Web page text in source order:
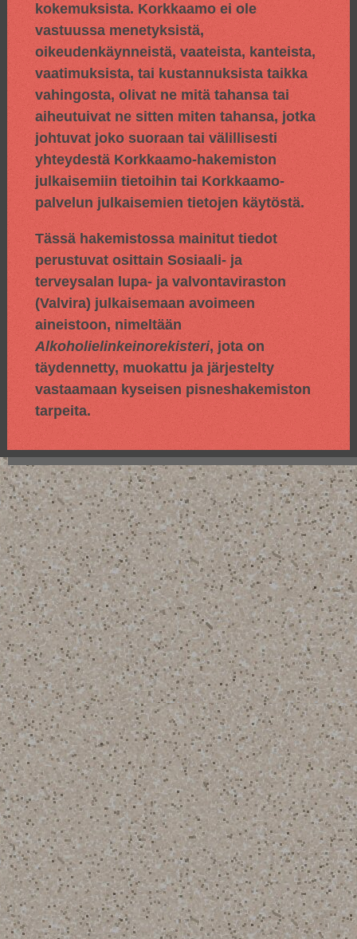
kokemuksista. Korkkaamo ei ole
vastuussa menetyksistä,
oikeudenkäynneistä, vaateista, kanteista,
vaatimuksista, tai kustannuksista taikka
vahingosta, olivat ne mitä tahansa tai
aiheutuivat ne sitten miten tahansa, jotka
johtuvat joko suoraan tai välillisesti
yhteydestä Korkkaamo-hakemiston
julkaisemiin tietoihin tai Korkkaamo-
palvelun julkaisemien tietojen käytöstä.
Tässä hakemistossa mainitut tiedot
perustuvat osittain Sosiaali- ja
terveysalan lupa- ja valvontaviraston
(Valvira) julkaisemaan avoimeen
aineistoon, nimeltään
Alkoholielinkeinorekisteri, jota on
täydennetty, muokattu ja järjestelty
vastaamaan kyseisen pisneshakemiston
tarpeita.